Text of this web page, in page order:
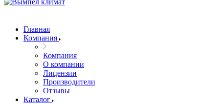
Главная
Компания
Компания
О компании
Лицензии
Производители
Отзывы
Каталог